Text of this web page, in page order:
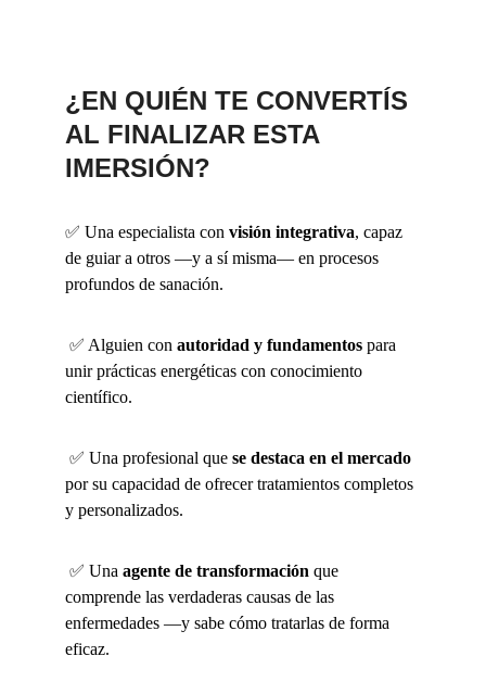
¿EN QUIÉN TE CONVERTÍS
AL FINALIZAR ESTA
IMERSIÓN?
✅ Una especialista con visión integrativa, capaz
de guiar a otros —y a sí misma— en procesos
profundos de sanación.
✅ Alguien con autoridad y fundamentos para
unir prácticas energéticas con conocimiento
científico.
✅ Una profesional que se destaca en el mercado
por su capacidad de ofrecer tratamientos completos
y personalizados.
✅ Una agente de transformación que
comprende las verdaderas causas de las
enfermedades —y sabe cómo tratarlas de forma
eficaz.